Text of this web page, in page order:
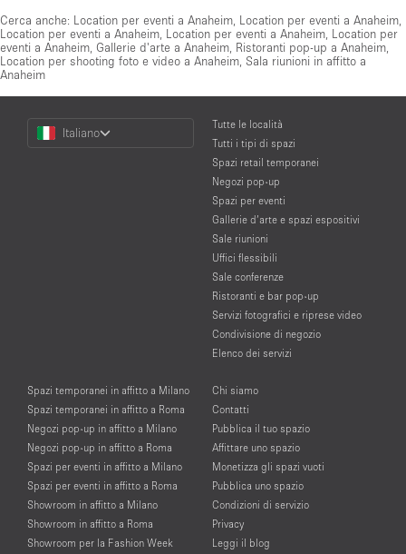
Cerca anche: Location per eventi a Anaheim Location per eventi a Anaheim
Location per eventi a Anaheim Location per eventi a Anaheim Location per
eventi a Anaheim Gallerie d'arte a Anaheim Ristoranti pop-up a Anaheim
Location per shooting foto e video a Anaheim Sala riunioni in affitto a
Anaheim
Choose
Language
Italiano
Tutte le località
Tutti i tipi di spazi
Spazi retail temporanei
Negozi pop-up
Spazi per eventi
Gallerie d’arte e spazi espositivi
Sale riunioni
Uffici flessibili
Sale conferenze
Ristoranti e bar pop-up
Servizi fotografici e riprese video
Condivisione di negozio
Elenco dei servizi
Spazi temporanei in affitto a Milano
Spazi temporanei in affitto a Roma
Negozi pop-up in affitto a Milano
Negozi pop-up in affitto a Roma
Spazi per eventi in affitto a Milano
Spazi per eventi in affitto a Roma
Showroom in affitto a Milano
Showroom in affitto a Roma
Showroom per la Fashion Week
Chi siamo
Contatti
Pubblica il tuo spazio
Affittare uno spazio
Monetizza gli spazi vuoti
Pubblica uno spazio
Condizioni di servizio
Privacy
Leggi il blog